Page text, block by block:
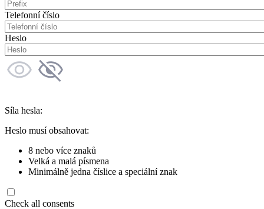
Telefonní číslo
Heslo
Síla hesla:
Heslo musí obsahovat:
8 nebo více znaků
Velká a malá písmena
Minimálně jedna číslice a speciální znak
Check all consents